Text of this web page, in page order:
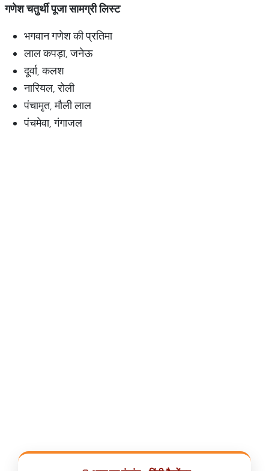
गणेशचतुर्थीपूजासामग्रीलिस्ट
भगवान गणेश की प्रतिमा
लाल कपड़ा, जनेऊ
दूर्वा, कलश
नारियल, रोली
पंचामृत, मौली लाल
पंचमेवा, गंगाजल